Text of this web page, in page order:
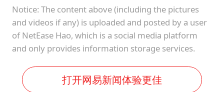
Notice: The content above (including the pictures
and videos if any) is uploaded and posted by a user
of NetEase Hao, which is a social media platform
and only provides information storage services.
打开网易新闻体验更佳